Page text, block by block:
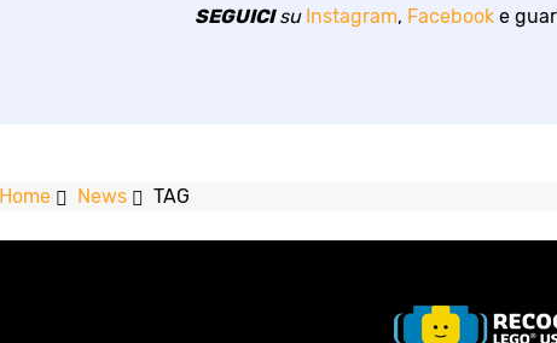
SEGUICIsu Instagram, Facebook e
Home News TAG